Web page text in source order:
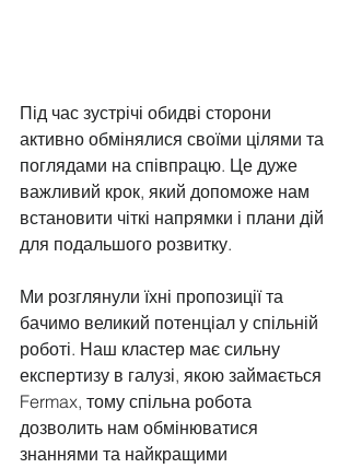
Під час зустрічі обидві сторони
активно обмінялися своїми цілями та
поглядами на співпрацю. Це дуже
важливий крок, який допоможе нам
встановити чіткі напрямки і плани дій
для подальшого розвитку.
Ми розглянули їхні пропозиції та
бачимо великий потенціал у спільній
роботі. Наш кластер має сильну
експертизу в галузі, якою займається
Fermax, тому спільна робота
дозволить нам обмінюватися
знаннями та найкращими